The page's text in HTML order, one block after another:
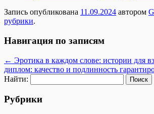
Запись опубликована 11.09.2024 автором
рубрики.
Навигация по записям
← Эротика в каждом слове: истории для
диплом: качество и подлинность
Найти:
Рубрики